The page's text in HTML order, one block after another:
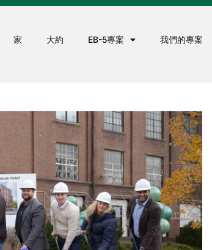
家 大約 EB-5專案 我們的專案